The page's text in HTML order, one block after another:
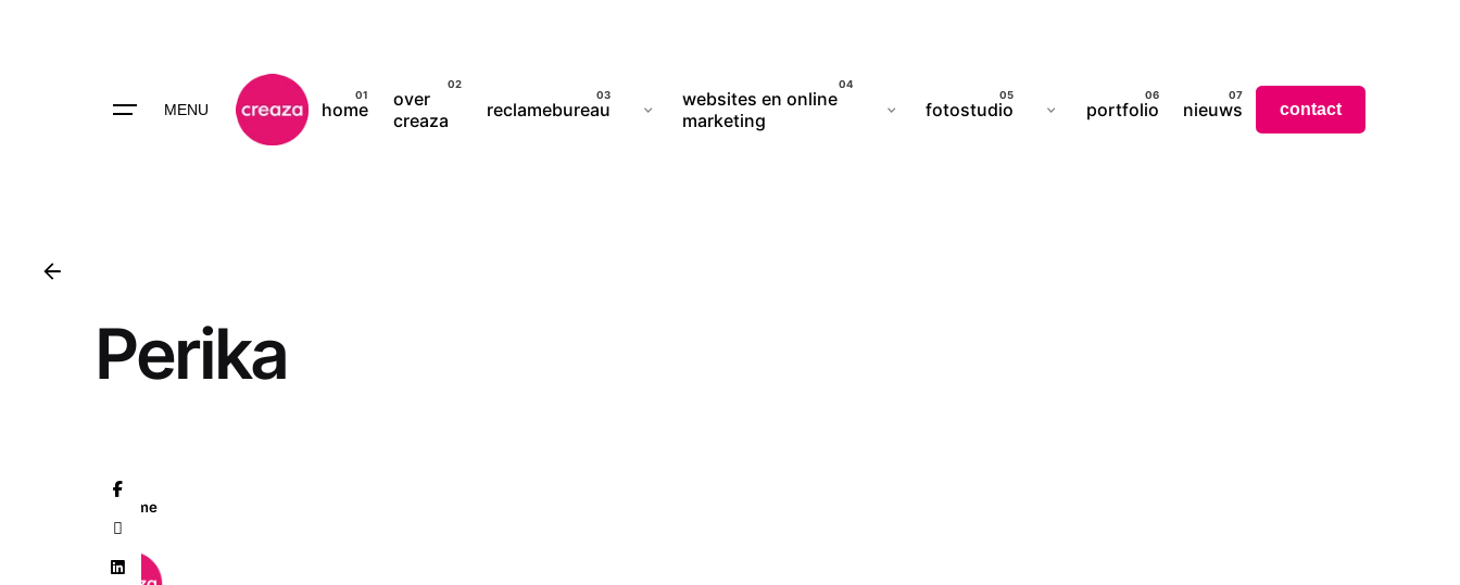
MENU home
over
creaza
reclamebureau
websites en online
marketing
fotostudio portfolio nieuws contact
Perika
Home